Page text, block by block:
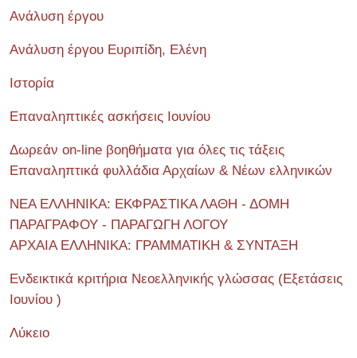
Ανάλυση έργου
Ανάλυση έργου Ευριπίδη, Ελένη
Ιστορία
Επαναληπτικές ασκήσεις Ιουνίου
Δωρεάν on-line βοηθήματα για όλες τις τάξεις
Επαναληπτικά φυλλάδια Αρχαίων & Νέων ελληνικών
ΝΕΑ ΕΛΛΗΝΙΚΑ: ΕΚΦΡΑΣΤΙΚΑ ΛΑΘΗ - ΔΟΜΗ
ΠΑΡΑΓΡΑΦΟΥ - ΠΑΡΑΓΩΓΗ ΛΟΓΟΥ
ΑΡΧΑΙΑ ΕΛΛΗΝΙΚΑ: ΓΡΑΜΜΑΤΙΚΗ & ΣΥΝΤΑΞΗ
Ενδεικτικά κριτήρια Νεοελληνικής γλώσσας (Εξετάσεις
Ιουνίου )
Λύκειο